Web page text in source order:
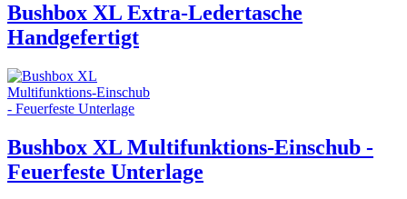
Bushbox XL Extra-Ledertasche
Handgefertigt
Bushbox XL Multifunktions-Einschub -
Feuerfeste Unterlage